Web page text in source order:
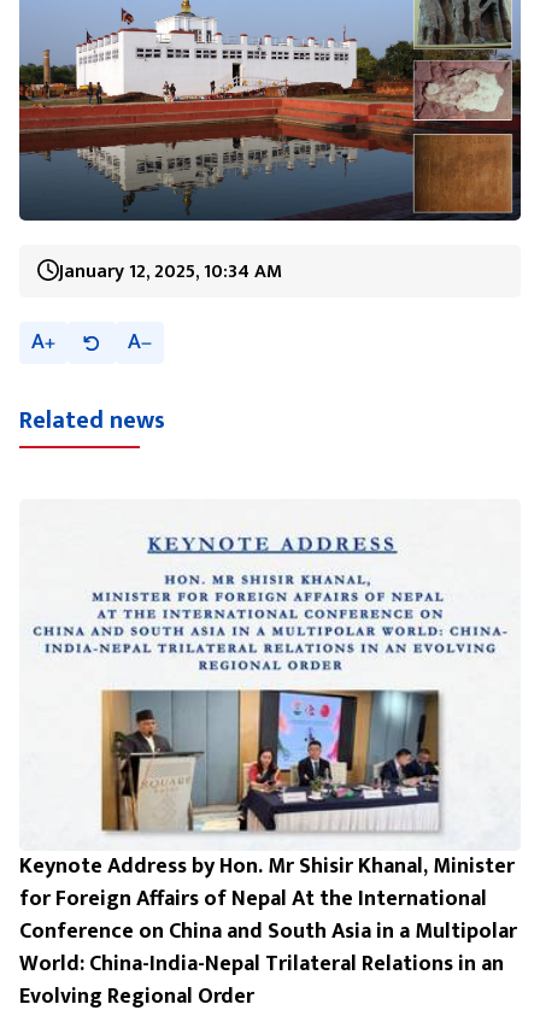
January 12, 2025, 10:34 AM
A A
Related news
Keynote Address by Hon. Mr Shisir Khanal, Minister
for Foreign Affairs of Nepal At the International
Conference on China and South Asia in a Multipolar
World: China-India-Nepal Trilateral Relations in an
Evolving Regional Order